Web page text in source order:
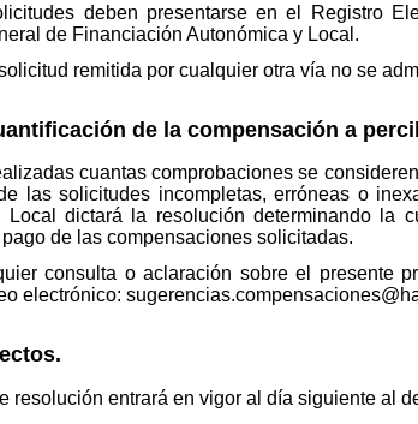
deben presentarse en el Registro
de Financiación Autonómica y Local.
remitida por cualquier otra vía no se
de la compensación a
cuantas comprobaciones se
las solicitudes incompletas, erróneas o
Local dictará la resolución determinando la
de las compensaciones solicitadas.
consulta o aclaración sobre el presente
electrónico:
resolución entrará en vigor al día siguiente al